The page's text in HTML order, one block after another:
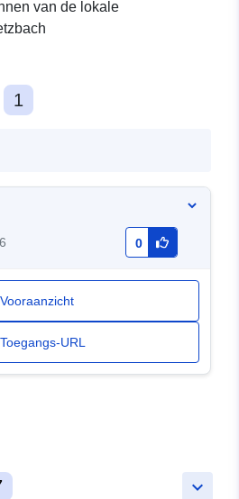
van de lokale
1
0
Vooraanzicht
Toegangs-URL
keyboard_arrow_down